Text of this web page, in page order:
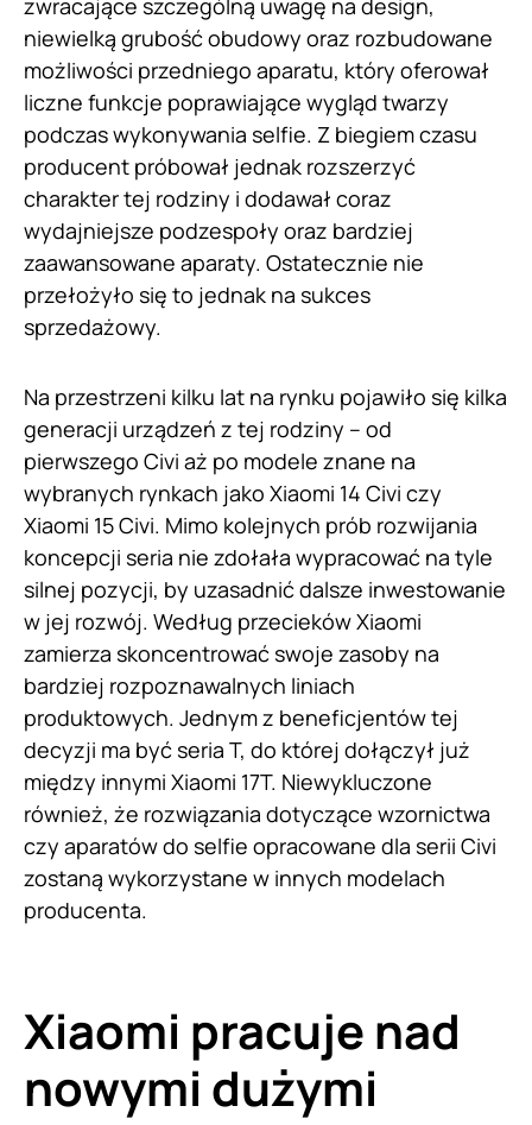
zwracające szczególną uwagę na design,
niewielką grubość obudowy oraz rozbudowane
możliwości przedniego aparatu, który oferował
liczne funkcje poprawiające wygląd twarzy
podczas wykonywania selfie. Z biegiem czasu
producent próbował jednak rozszerzyć
charakter tej rodziny i dodawał coraz
wydajniejsze podzespoły oraz bardziej
zaawansowane aparaty. Ostatecznie nie
przełożyło się to jednak na sukces
sprzedażowy.
Na przestrzeni kilku lat na rynku pojawiło się kilka
generacji urządzeń z tej rodziny – od
pierwszego Civi aż po modele znane na
wybranych rynkach jako Xiaomi 14 Civi czy
Xiaomi 15 Civi. Mimo kolejnych prób rozwijania
koncepcji seria nie zdołała wypracować na tyle
silnej pozycji, by uzasadnić dalsze inwestowanie
w jej rozwój. Według przecieków Xiaomi
zamierza skoncentrować swoje zasoby na
bardziej rozpoznawalnych liniach
produktowych. Jednym z beneficjentów tej
decyzji ma być seria T, do której dołączył już
między innymi Xiaomi 17T. Niewykluczone
również, że rozwiązania dotyczące wzornictwa
czy aparatów do selfie opracowane dla serii Civi
zostaną wykorzystane w innych modelach
producenta.
Xiaomi pracuje nad
nowymi dużymi